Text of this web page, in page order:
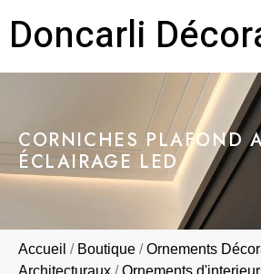
Doncarli
CORNICHES PLAFOND
ÉCLAIRAGE LED
Accueil / Boutique /Ornements
Architecturaux /Ornements